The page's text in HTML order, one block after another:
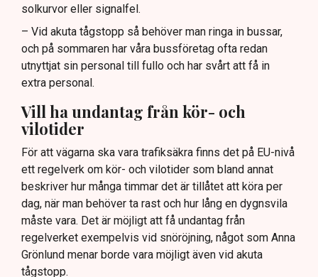
solkurvor eller signalfel.
– Vid akuta tågstopp så behöver man ringa in bussar,
och på sommaren har våra bussföretag ofta redan
utnyttjat sin personal till fullo och har svårt att få in
extra personal.
Vill ha undantag från kör- och
vilotider
För att vägarna ska vara trafiksäkra finns det på EU-nivå
ett regelverk om kör- och vilotider som bland annat
beskriver hur många timmar det är tillåtet att köra per
dag, när man behöver ta rast och hur lång en dygnsvila
måste vara. Det är möjligt att få undantag från
regelverket exempelvis vid snöröjning, något som Anna
Grönlund menar borde vara möjligt även vid akuta
tågstopp.